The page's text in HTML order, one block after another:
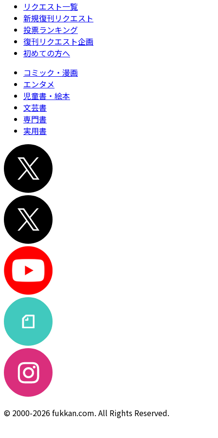
リクエスト一覧
新規復刊リクエスト
投票ランキング
復刊リクエスト企画
初めての方へ
コミック・漫画
エンタメ
児童書・絵本
文芸書
専門書
実用書
© 2000-2026 fukkan.com. All Rights Reserved.